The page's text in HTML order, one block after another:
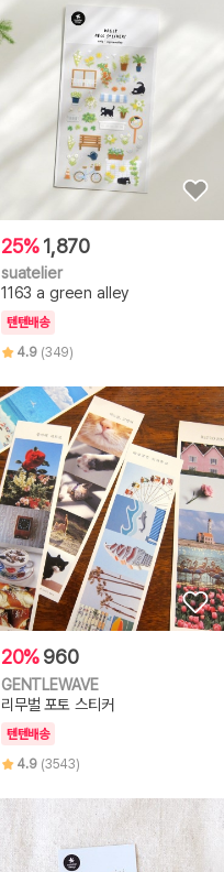
25%1,870
suatelier
1163 a green alley
텐텐배송
4.9 (349)
20%960
GENTLEWAVE
리무벌 포토 스티커
텐텐배송
4.9 (3543)